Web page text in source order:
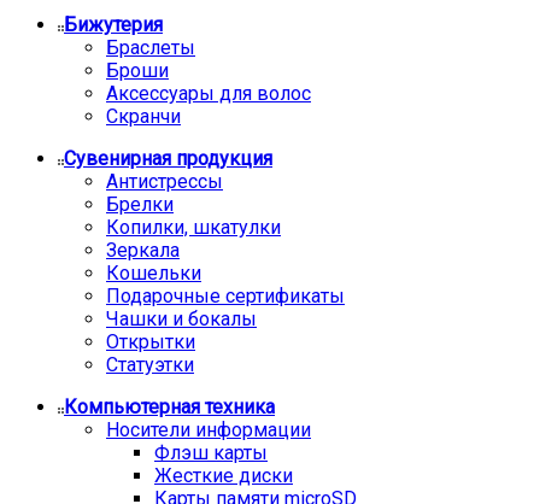
Бижутерия
Браслеты
Броши
Аксессуары для волос
Скранчи
Сувенирная продукция
Антистрессы
Брелки
Копилки, шкатулки
Зеркала
Кошельки
Подарочные сертификаты
Чашки и бокалы
Открытки
Статуэтки
Компьютерная техника
Носители информации
Флэш карты
Жесткие диски
Карты памяти microSD